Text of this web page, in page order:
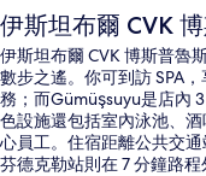
伊斯坦布爾 CVK
伊斯坦布爾 CVK 博斯普魯
數步之遙。你可到訪 SPA
務；而Gümüşsuyu是店內
色設施還包括室內泳池、
心員工。住宿距離公共交
芬德克勒站則在 7 分鐘路程